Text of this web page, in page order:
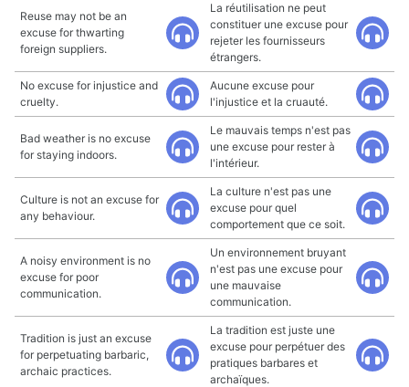
Reuse may not be an
excuse for thwarting
foreign suppliers.
La réutilisation ne peut
constituer une excuse pour
rejeter les fournisseurs
étrangers.
No excuse for injustice and
cruelty.
Aucune excuse pour
l'injustice et la cruauté.
Bad weather is no excuse
for staying indoors.
Le mauvais temps n'est pas
une excuse pour rester à
l'intérieur.
Culture is not an excuse for
any behaviour.
La culture n'est pas une
excuse pour quel
comportement que ce soit.
A noisy environment is no
excuse for poor
communication.
Un environnement bruyant
n'est pas une excuse pour
une mauvaise
communication.
Tradition is just an excuse
for perpetuating barbaric,
archaic practices.
La tradition est juste une
excuse pour perpétuer des
pratiques barbares et
archaïques.